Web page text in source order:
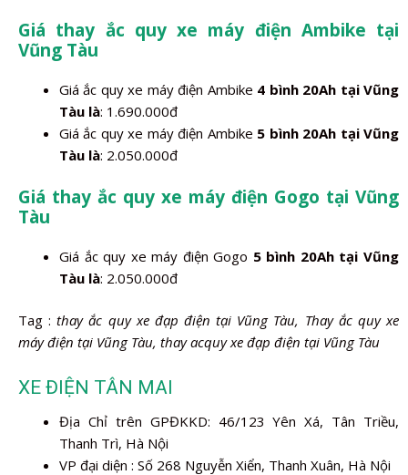
Giá thay ắc quy xe máy điện Ambike tại
Vũng Tàu
Giá ắc quy xe máy điện Ambike 4 bình 20Ah tại Vũng
Tàu là: 1.690.000đ
Giá ắc quy xe máy điện Ambike 5 bình 20Ah tại Vũng
Tàu là: 2.050.000đ
Giá thay ắc quy xe máy điện Gogo tại Vũng
Tàu
Giá ắc quy xe máy điện Gogo 5 bình 20Ah tại Vũng
Tàu là: 2.050.000đ
Tag :thay ắc quy xe đạp điện tại Vũng Tàu, Thay ắc quy xe
máy điện tại Vũng Tàu, thay acquy xe đạp điện tại Vũng Tàu
XE ĐIỆN TÂN MAI
Địa Chỉ trên GPĐKKD: 46/123 Yên Xá, Tân Triều,
Thanh Trì, Hà Nội
VP đại diện : Số 268 Nguyễn Xiển, Thanh Xuân, Hà Nội